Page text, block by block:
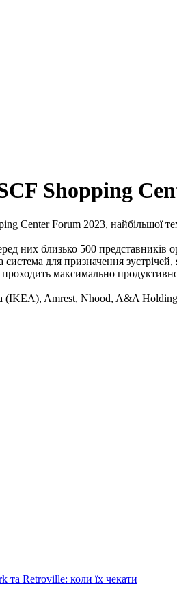
Shopping
Center Forum 2023, найбільшої
них близько 500 представників
для призначення
проходить максимально
(IKEA), Amrest, Nhood, A&A
та Retroville: коли їх чекати